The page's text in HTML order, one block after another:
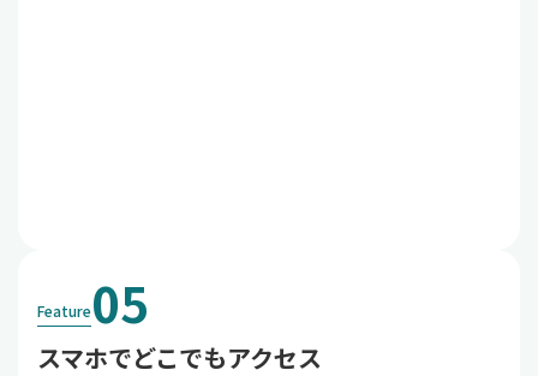
Feature05
スマホでどこでもアクセス